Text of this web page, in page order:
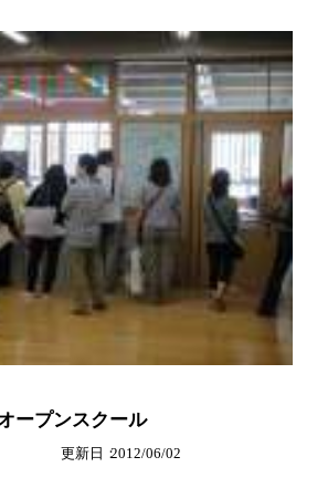
ープンスクール
更新日 2012/06/02